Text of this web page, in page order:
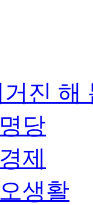
진 해
당
제
생활